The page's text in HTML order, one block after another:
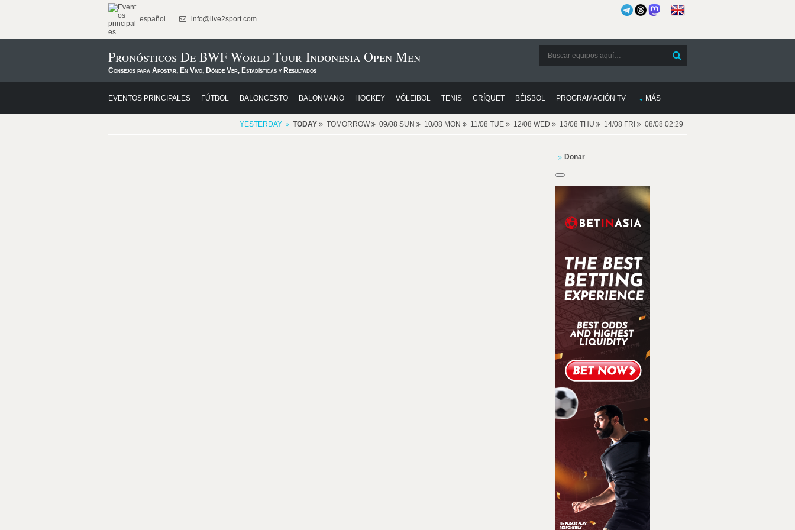
español info@live2sport.com
Pronósticos De BWF World Tour Indonesia Open Men
Consejos para Apostar, En Vivo, Dónde Ver, Estadísticas y Resultados
EVENTOS PRINCIPALES FÚTBOL BALONCESTO BALONMANO HOCKEY VÓLEIBOL TENIS CRÍQUET BÉISBOL PROGRAMACIÓN TV MÁS
YESTERDAY TODAY TOMORROW 09/08 SUN 10/08 MON 11/08 TUE 12/08 WED 13/08 THU 14/08 FRI 08/08 02:29
Donar